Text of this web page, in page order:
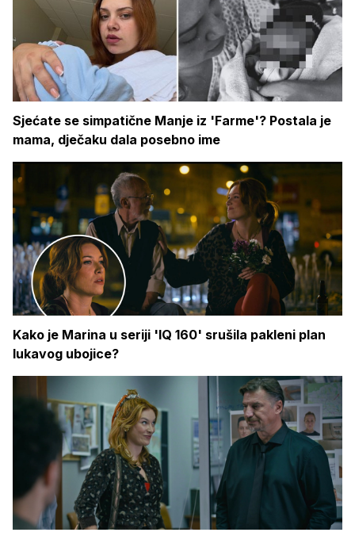
Sjećate se simpatične Manje iz 'Farme'? Postala je
mama, dječaku dala posebno ime
Kako je Marina u seriji 'IQ 160' srušila pakleni plan
lukavog ubojice?